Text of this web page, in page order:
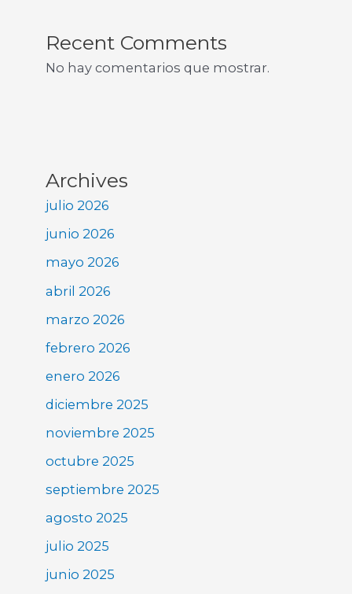
Recent Comments
No hay comentarios que mostrar.
Archives
julio 2026
junio 2026
mayo 2026
abril 2026
marzo 2026
febrero 2026
enero 2026
diciembre 2025
noviembre 2025
octubre 2025
septiembre 2025
agosto 2025
julio 2025
junio 2025